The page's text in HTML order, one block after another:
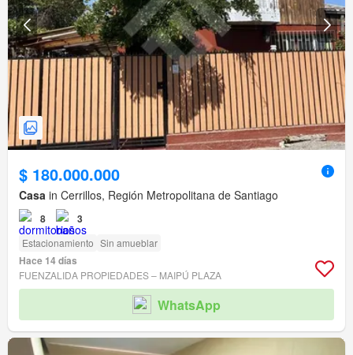
$ 180.000.000
Casa in Cerrillos, Región Metropolitana de Santiago
8 3
Estacionamiento Sin amueblar
Hace 14 días
FUENZALIDA PROPIEDADES – MAIPÚ PLAZA
WhatsApp